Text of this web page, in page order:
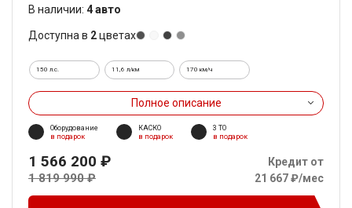
В наличии: 4 авто
Доступна в 2цветах
150 л.с. 11,6 л/км 170 км/ч
Полное описание
Оборудование
в подарок
КАСКО
в подарок
3 ТО
в подарок
1 566 200 ₽
1 819 990 ₽
Кредит от
21 667 ₽/мес